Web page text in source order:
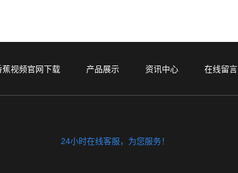
蕉视频官网下载 产品展示 资讯中心 在线留言
24小时在线客服，为您服务！